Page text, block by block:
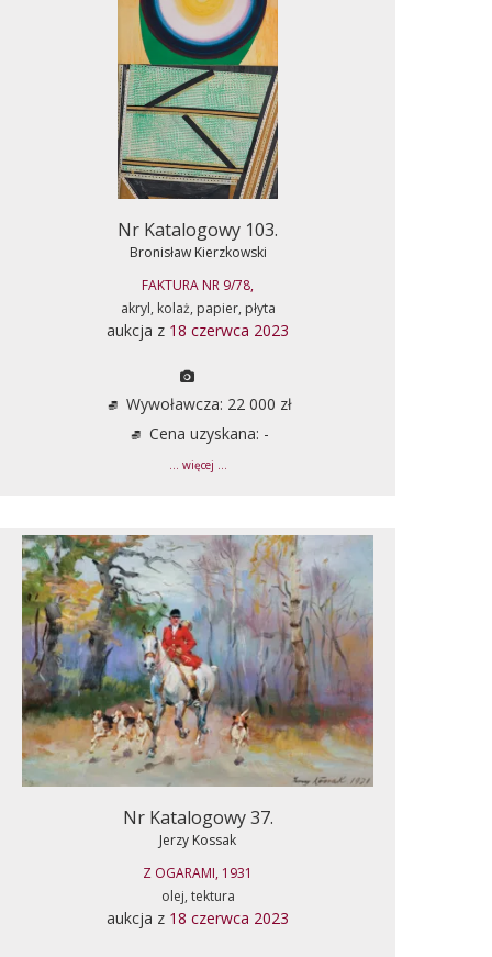
Nr Katalogowy 103.
Bronisław Kierzkowski
FAKTURA NR 9/78,
akryl, kolaż, papier, płyta
aukcja z 18 czerwca 2023
Wywoławcza: 22 000 zł
Cena uzyskana: -
... więcej ...
Nr Katalogowy 37.
Jerzy Kossak
Z OGARAMI, 1931
olej, tektura
aukcja z 18 czerwca 2023